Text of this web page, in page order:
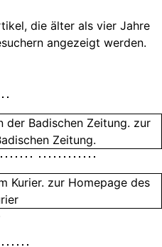
die älter als vier Jahre
angezeigt werden.